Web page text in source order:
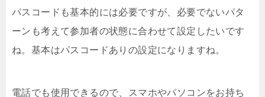
パスコードも基本的には必要ですが、必要でないパタ
ーンも考えて参加者の状態に合わせて設定したいです
ね。基本はパスコードありの設定になりますね。
電話でも使用できるので、スマホやパソコンをお持ち